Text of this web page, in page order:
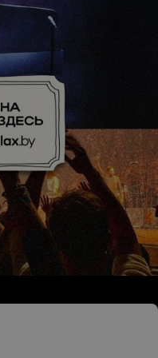
Работа всего
отточена
в том числе!